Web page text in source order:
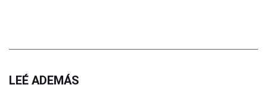
LEÉ ADEMÁS